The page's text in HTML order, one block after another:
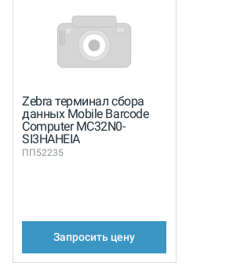
Zebra терминал сбора
данных Mobile Barcode
Computer MC32N0-
SI3HAHEIA
ПП52235
Запросить цену